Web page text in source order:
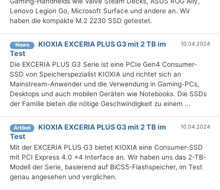
Lenovo Legion Go, Microsoft Surface und andere an. Wir
haben die kompakte M.2 2230 SSD getestet.
News
KIOXIA EXCERIA PLUS G3 mit 2 TB im
Test
10.04.2024
Die EXCERIA PLUS G3 Serie ist eine PCIe Gen4 Consumer-
SSD von Speicherspezialist KIOXIA und richtet sich an
Mainstream-Anwender und die Verwendung in Gaming-PCs,
Desktops und auch mobilen Geräten wie Notebooks. Die SSDs
der Familie bieten die nötige Geschwindigkeit zu einem ...
Artikel
KIOXIA EXCERIA PLUS G3 mit 2 TB im
Test
10.04.2024
Mit der EXCERIA PLUS G3 bietet KIOXIA eine Consumer-SSD
mit PCI Express 4.0 x4 Interface an. Wir haben uns das 2-TB-
Modell der Serie, basierend auf BiCS5-Flashspeicher, im Test
genau angesehen und verglichen.